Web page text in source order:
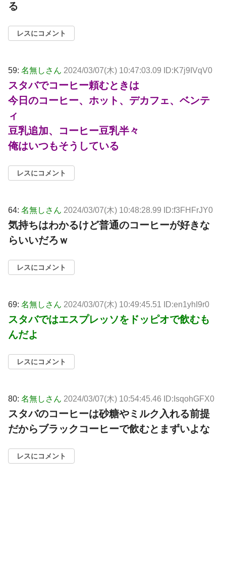
る
レスにコメント
59: 名無しさん 2024/03/07(木) 10:47:03.09 ID:K7j9IVqV0
スタバでコーヒー頼むときは
今日のコーヒー、ホット、デカフェ、ベンテ
ィ
豆乳追加、コーヒー豆乳半々
俺はいつもそうしている
レスにコメント
64: 名無しさん 2024/03/07(木) 10:48:28.99 ID:f3FHFrJY0
気持ちはわかるけど普通のコーヒーが好きな
らいいだろｗ
レスにコメント
69: 名無しさん 2024/03/07(木) 10:49:45.51 ID:en1yhI9r0
スタバではエスプレッソをドッピオで飲むも
んだよ
レスにコメント
80: 名無しさん 2024/03/07(木) 10:54:45.46 ID:IsqohGFX0
スタバのコーヒーは砂糖やミルク入れる前提
だからブラックコーヒーで飲むとまずいよな
レスにコメント